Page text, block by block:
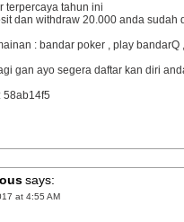
terpercaya tahun ini
dan withdraw 20.000 anda sudah
: bandar poker , play
gan ayo segera daftar kan diri
58ab14f5
says:
at 4:55 AM